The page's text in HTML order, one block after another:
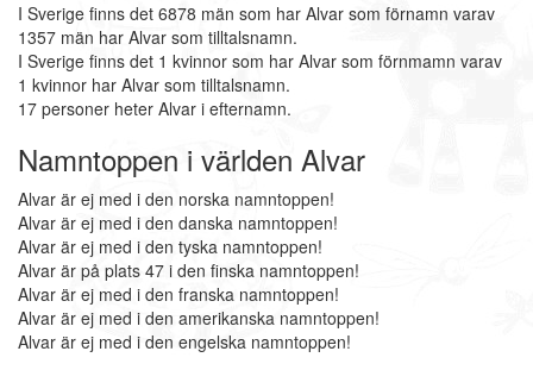
I Sverige finns det 6878 män som har Alvar som förnamn varav
1357 män har Alvar som tilltalsnamn.
I Sverige finns det 1 kvinnor som har Alvar som förnmamn varav
1 kvinnor har Alvar som tilltalsnamn.
17 personer heter Alvar i efternamn.
Namntoppen i världen Alvar
Alvar är ej med i den norska namntoppen!
Alvar är ej med i den danska namntoppen!
Alvar är ej med i den tyska namntoppen!
Alvar är på plats 47 i den finska namntoppen!
Alvar är ej med i den franska namntoppen!
Alvar är ej med i den amerikanska namntoppen!
Alvar är ej med i den engelska namntoppen!